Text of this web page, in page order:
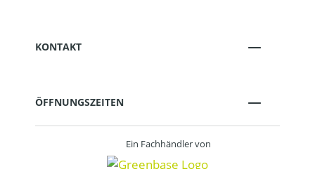
KONTAKT
ÖFFNUNGSZEITEN
Ein Fachhändler von